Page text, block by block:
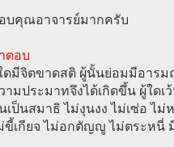
บคุณอาจารย์มากครับ
ตอบ
ดมีจิตขาดสติ ผู้นั้นย่อมมีอารม
ามประมาทจึงได้เกิดขึ้น ผู้ใด
เป็นสมาธิ ไม่งุนงง ไม่เซ่อ ไม่
ขี้เกียจ ไม่อกตัญญู ไม่ตระหนี่